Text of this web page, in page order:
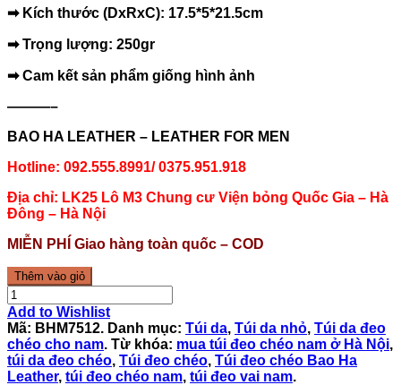
➡ Kích thước (DxRxC): 17.5*5*21.5cm
➡ Trọng lượng: 250gr
➡ Cam kết sản phẩm giống hình ảnh
———–
BAO HA LEATHER – LEATHER FOR MEN
Hotline: 092.555.8991/ 0375.951.918
Địa chỉ: LK25 Lô M3 Chung cư Viện bỏng Quốc Gia – Hà
Đông – Hà Nội
MIỄN PHÍ Giao hàng toàn quốc – COD
Thêm vào giỏ
Add to Wishlist
Mã: BHM7512. Danh mục: Túi da, Túi da nhỏ, Túi da đeo
chéo cho nam. Từ khóa: mua túi đeo chéo nam ở Hà Nội,
túi da đeo chéo, Túi đeo chéo, Túi đeo chéo Bao Ha
Leather, túi đeo chéo nam, túi đeo vai nam.